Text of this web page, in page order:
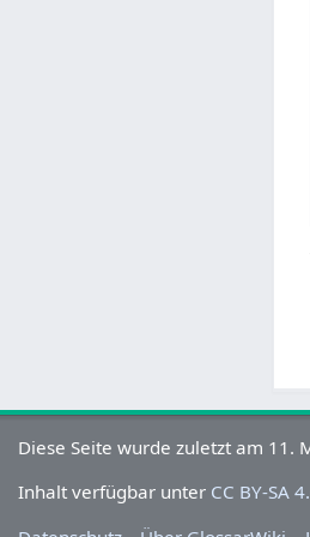
Diese Seite wurde zuletzt am 11.
Inhalt verfügbar unter CC BY-SA